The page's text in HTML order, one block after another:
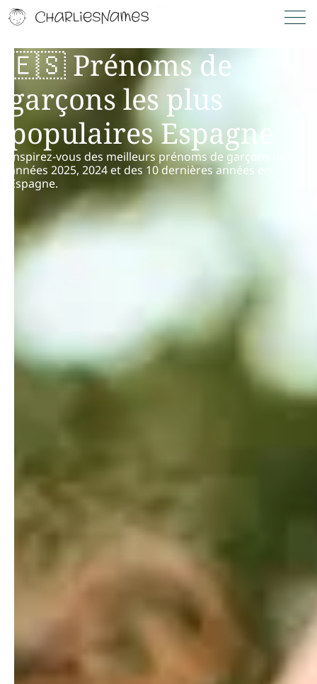
🇪🇸 Prénoms de
garçons les plus
populaires Espagne
Inspirez-vous des meilleurs prénoms de garçons des
années 2025, 2024 et des 10 dernières années en
Espagne.